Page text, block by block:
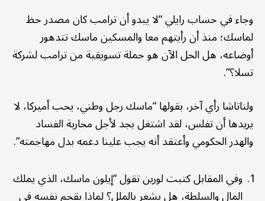
وجاء في حساب رايلي “لا يبدو أن ترامب كان مصدر حظ
لماسك؛ منذ أن رأيتهم معا والمسكين ماسك تتدهور
أوضاعه، هل الحل الآن هو حملة تسويقية من ترامب لشركة
تسلا؟”.
ولناتاشا رأي آخر، بقولها “ماسك رجل وطني، يحب أميركا، لا
يريدها أن تفلس، لقد اشتغل بجد لأجل محاربة الفساد
والهدر الحكومي وأعتقد أنه يجب علينا دعمه بدل مهاجمته”.
وفي المقابل كتبت لورين تقول “إيلون ماسك، الذي يملك
المال والسلطة، هل يشعر بالملل؟ لماذا يقحم نفسه في